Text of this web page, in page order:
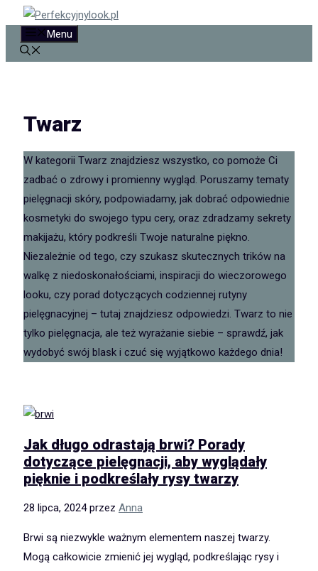
Przejdź
treści
Menu
Twarz
W kategorii Twarz znajdziesz wszystko, co pomoże Ci
zadbać o zdrowy i promienny wygląd. Poruszamy tematy
pielęgnacji skóry, podpowiadamy, jak dobrać odpowiednie
kosmetyki do swojego typu cery, oraz zdradzamy sekrety
makijażu, który podkreśli Twoje naturalne piękno.
Niezależnie od tego, czy szukasz skutecznych trików na
walkę z niedoskonałościami, inspiracji do wieczorowego
looku, czy porad dotyczących codziennej rutyny
pielęgnacyjnej – tutaj znajdziesz odpowiedzi. Twarz to nie
tylko pielęgnacja, ale też wyrażanie siebie – sprawdź, jak
wydobyć swój blask i czuć się wyjątkowo każdego dnia!
Jak długo odrastają brwi? Porady
dotyczące pielęgnacji, aby wyglądały
pięknie i podkreślały rysy twarzy
28 lipca, 2024 przez Anna
Brwi są niezwykle ważnym elementem naszej twarzy.
Mogą całkowicie zmienić jej wygląd, podkreślając rysy i